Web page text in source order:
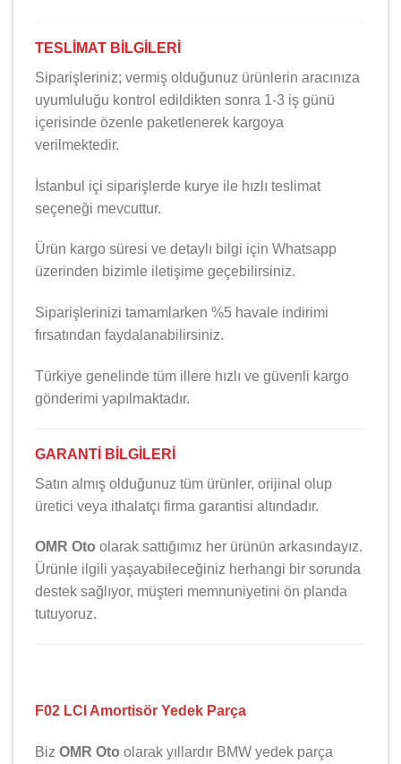
TESLİMAT BİLGİLERİ
Siparişleriniz; vermiş olduğunuz ürünlerin aracınıza
uyumluluğu kontrol edildikten sonra 1-3 iş günü
içerisinde özenle paketlenerek kargoya
verilmektedir.
İstanbul içi siparişlerde kurye ile hızlı teslimat
seçeneği mevcuttur.
Ürün kargo süresi ve detaylı bilgi için Whatsapp
üzerinden bizimle iletişime geçebilirsiniz.
Siparişlerinizi tamamlarken %5 havale indirimi
fırsatından faydalanabilirsiniz.
Türkiye genelinde tüm illere hızlı ve güvenli kargo
gönderimi yapılmaktadır.
GARANTİ BİLGİLERİ
Satın almış olduğunuz tüm ürünler, orijinal olup
üretici veya ithalatçı firma garantisi altındadır.
OMR Oto olarak sattığımız her ürünün arkasındayız.
Ürünle ilgili yaşayabileceğiniz herhangi bir sorunda
destek sağlıyor, müşteri memnuniyetini ön planda
tutuyoruz.
F02 LCI Amortisör Yedek Parça
Biz OMR Oto olarak yıllardır BMW yedek parça